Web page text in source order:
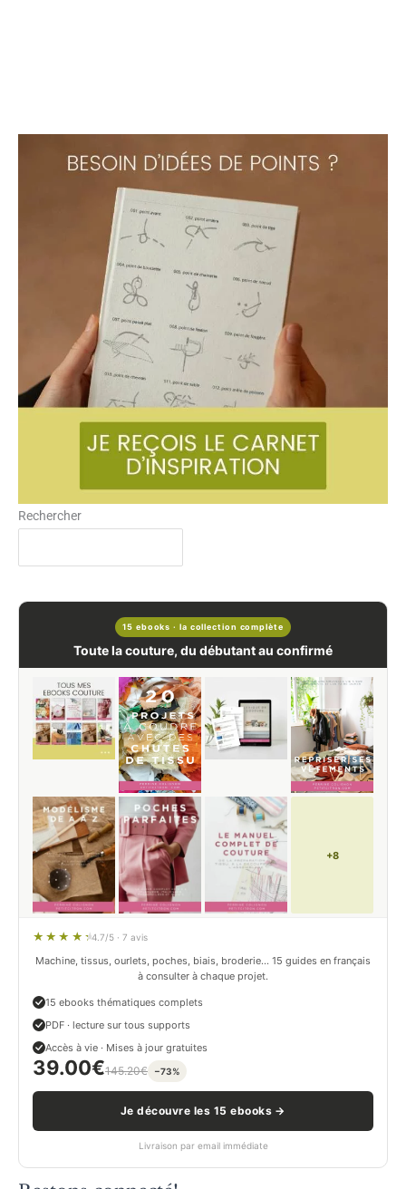
Rechercher
15 ebooks · la collection complète
Toute la couture, du débutant au confirmé
+8
4.7/5 · 7 avis
Machine, tissus, ourlets, poches, biais, broderie… 15 guides en français
à consulter à chaque projet.
15 ebooks thématiques complets
PDF · lecture sur tous supports
Accès à vie · Mises à jour gratuites
39.00€145.20€ −73%
Je découvre les 15 ebooks →
Livraison par email immédiate